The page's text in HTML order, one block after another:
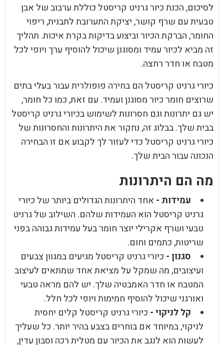
לסיכום, הכנת כיור גרניט קריסטל כוללת ערבוב של אבן
טבעית עם שרף קושר, יציקת התערובת לתבנית, ריפוי
החומר, הברקת הכיור וביצוע בדיקות בקרת איכות. תהליך
זה מביא לכיור עמיד ומסוגנן שיכול להוסיף ערך ויופי לכל
מטבח או חדר רחצה.
כיורי גרניט קריסטל הם בחירה פופולרית עבור בעלי בתים
שרוצים חומר כיור מסוגנן ועמיד. עם זאת, כמו כל חומר,
יש גם יתרונות וגם חסרונות לשימוש בכיורי גרניט קריסטל
בבית שלך. בבלוג זה, נחקור את היתרונות והחסרונות של
כיורי גרניט קריסטל כדי לעזור לך לקבוע אם זו הבחירה
הנכונה עבור הבית שלך.
מה הם היתרונות
עמידות - אחד היתרונות הגדולים ביותר של כיורי
גרניט קריסטל הוא העמידות שלהם. השילוב של גרניט
טבעי ושרף אקרילי יוצר חומר בעל עמידות גבוהה בפני
שריטות, כתמים וחום.
סגנון - כיורי גרניט קריסטל מגיעים במגוון צבעים
ועיצובים, מה שמקל על מציאת אחד שמתאים לעיצוב
המטבח או חדר האמבטיה שלך. יש להם מראה טבעי
ואורגני שיכול להוסיף חמימות ויופי לכל חלל.
קל לניקוי - כיורי גרניט קריסטל קלים יחסית
לניקוי, במיוחד אם בוחרים בצבע בהיר יותר. כל שעליך
לעשות הוא לנגב את הכיור עם מטלית רכה וסבון עדין,